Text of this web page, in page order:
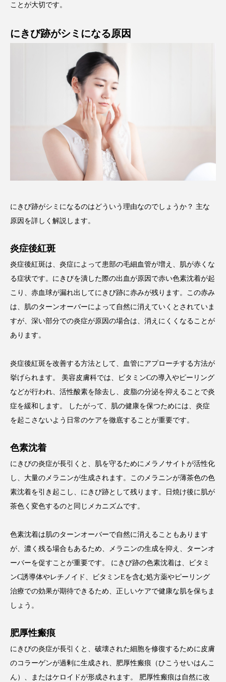
ことが大切です。
にきび跡がシミになる原因
にきび跡がシミになるのはどういう理由なのでしょうか？ 主な
原因を詳しく解説します。
炎症後紅斑
炎症後紅斑は、炎症によって患部の毛細血管が増え、肌が赤くな
る症状です。にきびを潰した際の出血が原因で赤い色素沈着が起
こり、赤血球が漏れ出してにきび跡に赤みが残ります。この赤み
は、肌のターンオーバーによって自然に消えていくとされていま
すが、深い部分での炎症が原因の場合は、消えにくくなることが
あります。
炎症後紅斑を改善する方法として、血管にアプローチする方法が
挙げられます。 美容皮膚科では、ビタミンCの導入やピーリング
などが行われ、活性酸素を除去し、皮脂の分泌を抑えることで炎
症を緩和します。 したがって、肌の健康を保つためには、炎症
を起こさないよう日常のケアを徹底することが重要です。
色素沈着
にきびの炎症が長引くと、肌を守るためにメラノサイトが活性化
し、大量のメラニンが生成されます。このメラニンが薄茶色の色
素沈着を引き起こし、にきび跡として残ります。日焼け後に肌が
茶色く変色するのと同じメカニズムです。
色素沈着は肌のターンオーバーで自然に消えることもあります
が、濃く残る場合もあるため、メラニンの生成を抑え、ターンオ
ーバーを促すことが重要です。 にきび跡の色素沈着は、ビタミ
ンC誘導体やレチノイド、ビタミンEを含む処方薬やピーリング
治療での効果が期待できるため、正しいケアで健康な肌を保ちま
しょう。
肥厚性瘢痕
にきびの炎症が長引くと、破壊された細胞を修復するために皮膚
のコラーゲンが過剰に生成され、肥厚性瘢痕（ひこうせいはんこ
ん）、またはケロイドが形成されます。 肥厚性瘢痕は自然に改